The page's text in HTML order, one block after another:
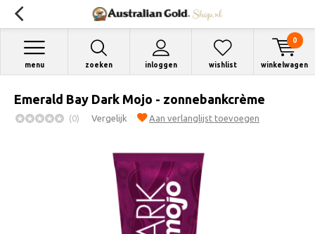
zoeken inloggen
menu wishlist winkelwagen
0
Emerald Bay Dark Mojo - zonnebankcrème
(0) Vergelijk Aan verlanglijst toevoegen